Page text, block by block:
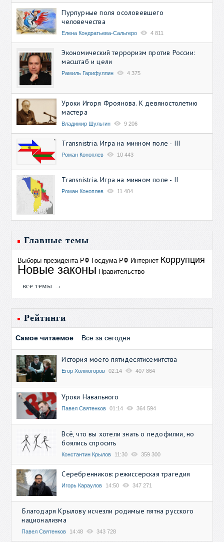
Пурпурные поля осоловевшего
человечества
Елена Кондратьева-Сальгеро 4 811
Экономический терроризм против России:
масштаб и цели
Рамиль Гарифуллин 4 375
Уроки Игоря Фроянова. К девяностолетию
мастера
Владимир Шульгин 9 206
Transnistria. Игра на минном поле - III
Роман Коноплев 10 443
Transnistria. Игра на минном поле - II
Роман Коноплев 11 404
Главные темы
Выборы президента РФ Госдума РФ Интернет Коррупция
Новые законы Правительство
все темы →
Рейтинги
Самое читаемое Все за сегодня
История моего пятидесятисемитства
Егор Холмогоров 02:14 407 864
Уроки Навального
Павел Святенков 01:14 364 594
Всё, что вы хотели знать о педофилии, но
боялись спросить
Константин Крылов 11:30 359 300
Серебренников: режиссерская трагедия
Игорь Караулов 14:50 347 271
Благодаря Крылову исчезли родимые пятна русского
национализма
Павел Святенков 14:48 343 728